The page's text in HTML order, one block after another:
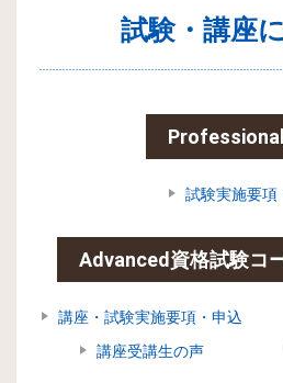
試験・講座
試験実施要項
Advanced資格試験コ
講座・試験実施要項・申込
講座受講生の声